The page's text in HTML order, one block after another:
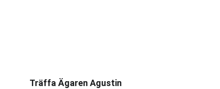
Träffa Ägaren Agustin